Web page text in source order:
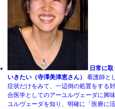
日常に
いきたい（寺澤美津恵さん）
看護師と
症状だけをみて、一辺倒の処置をする
合医学としてのアーユルヴェーダに興
ユルヴェーダを知り、明確に「医療に